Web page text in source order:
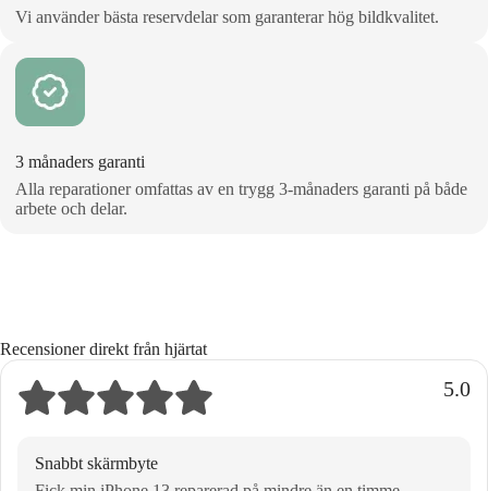
Vi använder bästa reservdelar som garanterar hög bildkvalitet.
3 månaders garanti
Alla reparationer omfattas av en trygg 3‑månaders garanti på både
arbete och delar.
Recensioner direkt från hjärtat
5.0
Snabbt skärmbyte